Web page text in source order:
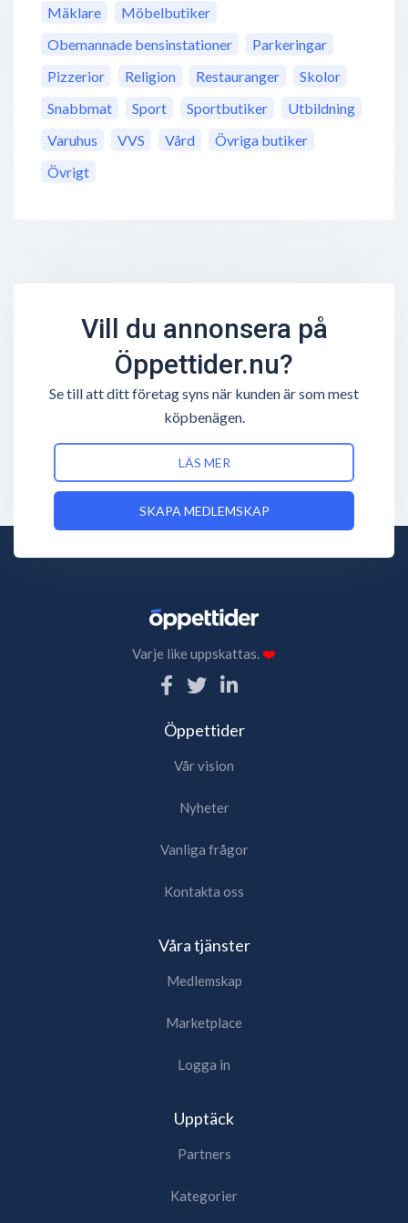
Mäklare
Möbelbutiker
Obemannade bensinstationer
Parkeringar
Pizzerior
Religion Restauranger
Skolor
Snabbmat
Sport Sportbutiker
Utbildning
Varuhus
VVS Vård
Övriga butiker
Övrigt
Vill du annonsera på
Öppettider.nu?
Se till att ditt företag syns när kunden är som mest
köpbenägen.
LÄS MER
SKAPA MEDLEMSKAP
Varje like uppskattas.❤️
Öppettider
Vår vision
Nyheter
Vanliga frågor
Kontakta oss
Våra tjänster
Medlemskap
Marketplace
Logga in
Upptäck
Partners
Kategorier